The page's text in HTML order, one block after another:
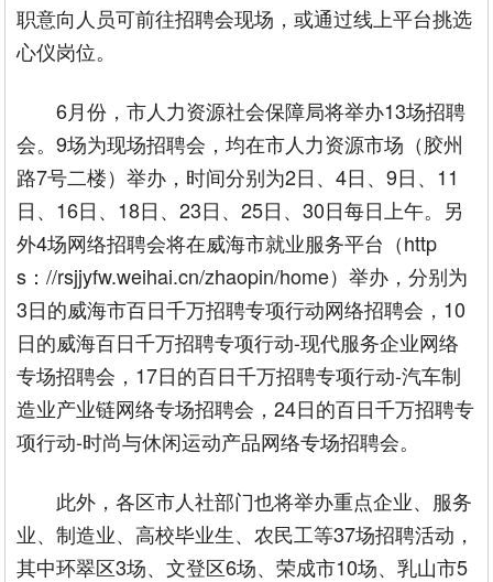
职意向人员可前往招聘会现场，或通过线上平台挑选
心仪岗位。
6月份，市人力资源社会保障局将举办13场招聘
会。9场为现场招聘会，均在市人力资源市场（胶州
路7号二楼）举办，时间分别为2日、4日、9日、11
日、16日、18日、23日、25日、30日每日上午。另
外4场网络招聘会将在威海市就业服务平台（http
s：//rsjjyfw.weihai.cn/zhaopin/home）举办，分别为
3日的威海市百日千万招聘专项行动网络招聘会，10
日的威海百日千万招聘专项行动-现代服务企业网络
专场招聘会，17日的百日千万招聘专项行动-汽车制
造业产业链网络专场招聘会，24日的百日千万招聘专
项行动-时尚与休闲运动产品网络专场招聘会。
此外，各区市人社部门也将举办重点企业、服务
业、制造业、高校毕业生、农民工等37场招聘活动，
其中环翠区3场、文登区6场、荣成市10场、乳山市5